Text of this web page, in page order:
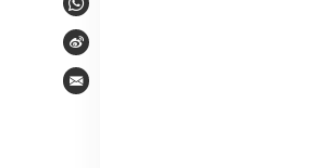
WhatsApp
Weibo
Email